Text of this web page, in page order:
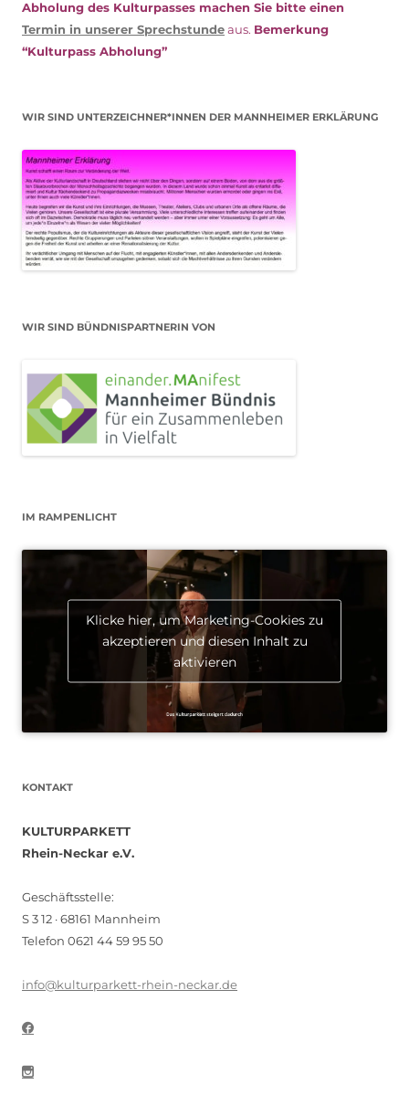
Abholung des Kulturpasses machen Sie bitte einen
Termin in unserer Sprechstundeaus. Bemerkung
“Kulturpass Abholung”
WIR SIND UNTERZEICHNER*INNEN DER MANNHEIMER ERKLÄRUNG
WIR SIND BÜNDNISPARTNERIN VON
IM RAMPENLICHT
Klicke hier, um Marketing-Cookies zu
akzeptieren und diesen Inhalt zu
aktivieren
KONTAKT
KULTURPARKETT
Rhein-Neckar e.V.
Geschäftsstelle:
S 3 12 · 68161 Mannheim
Telefon 0621 44 59 95 50
info@kulturparkett-rhein-neckar.de